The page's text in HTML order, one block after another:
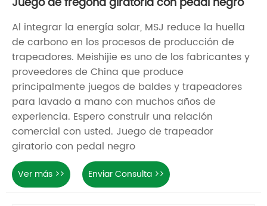
Al integrar la energía solar, MSJ reduce la huella
de carbono en los procesos de producción de
trapeadores. Meishijie es uno de los fabricantes y
proveedores de China que produce
principalmente juegos de baldes y trapeadores
para lavado a mano con muchos años de
experiencia. Espero construir una relación
comercial con usted. Juego de trapeador
giratorio con pedal negro
Ver más >> Enviar Consulta >>